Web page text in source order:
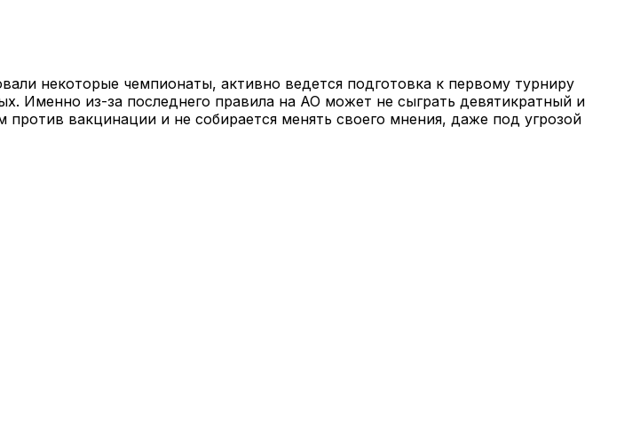
некоторые чемпионаты, активно ведется подготовка к первому турниру
Именно из-за последнего правила на АО может не сыграть девятикратный и
вакцинации и не собирается менять своего мнения, даже под угрозой